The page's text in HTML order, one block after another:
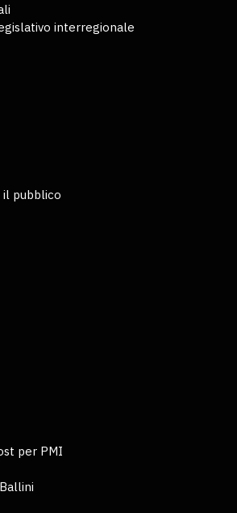
interregionale
pubblico
per PMI